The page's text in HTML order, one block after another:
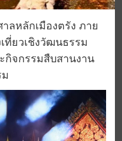
ลหลักเมืองตรัง ภาย
ที่ยวเชิงวัฒนธรรม
กิจกรรมสืบสานงาน